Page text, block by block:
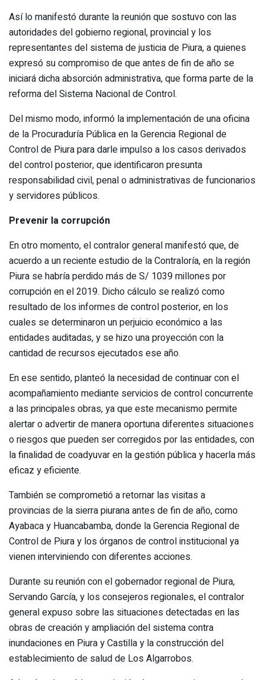
Así lo manifestó durante la reunión que sostuvo con las
autoridades del gobierno regional, provincial y los
representantes del sistema de justicia de Piura, a quienes
expresó su compromiso de que antes de fin de año se
iniciará dicha absorción administrativa, que forma parte de la
reforma del Sistema Nacional de Control.
Del mismo modo, informó la implementación de una oficina
de la Procuraduría Pública en la Gerencia Regional de
Control de Piura para darle impulso a los casos derivados
del control posterior, que identificaron presunta
responsabilidad civil, penal o administrativas de funcionarios
y servidores públicos.
Prevenir la corrupción
En otro momento, el contralor general manifestó que, de
acuerdo a un reciente estudio de la Contraloría, en la región
Piura se habría perdido más de S/ 1039 millones por
corrupción en el 2019. Dicho cálculo se realizó como
resultado de los informes de control posterior, en los
cuales se determinaron un perjuicio económico a las
entidades auditadas, y se hizo una proyección con la
cantidad de recursos ejecutados ese año.
En ese sentido, planteó la necesidad de continuar con el
acompañamiento mediante servicios de control concurrente
a las principales obras, ya que este mecanismo permite
alertar o advertir de manera oportuna diferentes situaciones
o riesgos que pueden ser corregidos por las entidades, con
la finalidad de coadyuvar en la gestión pública y hacerla más
eficaz y eficiente.
También se comprometió a retornar las visitas a
provincias de la sierra piurana antes de fin de año, como
Ayabaca y Huancabamba, donde la Gerencia Regional de
Control de Piura y los órganos de control institucional ya
vienen interviniendo con diferentes acciones.
Durante su reunión con el gobernador regional de Piura,
Servando García, y los consejeros regionales, el contralor
general expuso sobre las situaciones detectadas en las
obras de creación y ampliación del sistema contra
inundaciones en Piura y Castilla y la construcción del
establecimiento de salud de Los Algarrobos.